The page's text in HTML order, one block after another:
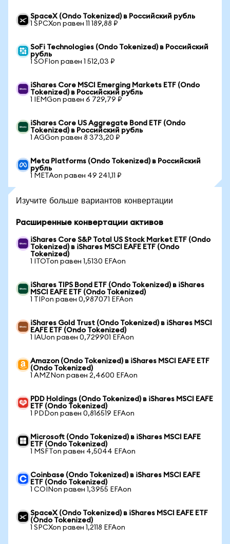
SpaceX (Ondo Tokenized) в Российский рубль
1 SPCXon равен 11 189,88 ₽
SoFi Technologies (Ondo Tokenized) в Российский
рубль
1 SOFIon равен 1 512,03 ₽
iShares Core MSCI Emerging Markets ETF (Ondo
Tokenized) в Российский рубль
1 IEMGon равен 6 729,79 ₽
iShares Core US Aggregate Bond ETF (Ondo
Tokenized) в Российский рубль
1 AGGon равен 8 373,20 ₽
Meta Platforms (Ondo Tokenized) в Российский
рубль
1 METAon равен 49 241,11 ₽
Изучите больше вариантов конвертации
Расширенные конвертации активов
iShares Core S&P Total US Stock Market ETF (Ondo
Tokenized) в iShares MSCI EAFE ETF (Ondo
Tokenized)
1 ITOTon равен 1,5130 EFAon
iShares TIPS Bond ETF (Ondo Tokenized) в iShares
MSCI EAFE ETF (Ondo Tokenized)
1 TIPon равен 0,987071 EFAon
iShares Gold Trust (Ondo Tokenized) в iShares MSCI
EAFE ETF (Ondo Tokenized)
1 IAUon равен 0,729901 EFAon
Amazon (Ondo Tokenized) в iShares MSCI EAFE ETF
(Ondo Tokenized)
1 AMZNon равен 2,4600 EFAon
PDD Holdings (Ondo Tokenized) в iShares MSCI EAFE
ETF (Ondo Tokenized)
1 PDDon равен 0,816519 EFAon
Microsoft (Ondo Tokenized) в iShares MSCI EAFE
ETF (Ondo Tokenized)
1 MSFTon равен 4,5044 EFAon
Coinbase (Ondo Tokenized) в iShares MSCI EAFE
ETF (Ondo Tokenized)
1 COINon равен 1,3955 EFAon
SpaceX (Ondo Tokenized) в iShares MSCI EAFE ETF
(Ondo Tokenized)
1 SPCXon равен 1,2118 EFAon